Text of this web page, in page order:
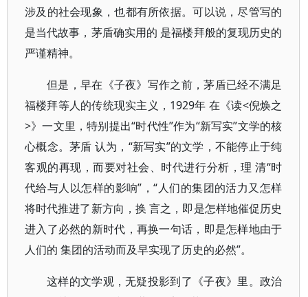
涉及的社会现象，也都有所依据。可以说，尽管写的
是当代故事，茅盾确实用的 是福楼拜般的复现历史的
严谨精神。
但是，早在《子夜》写作之前，茅盾已经不满足
福楼拜等人的传统现实主义，1929年 在《读<倪焕之
>》一文里，特别提出“时代性”作为“新写实”文学的核
心概念。茅盾 认为，“新写实”的文学，不能停止于纯
客观的再现，而要对社会、时代进行分析，理 清“时
代给与人以怎样的影响”，“人们的集团的活力又怎样
将时代推进了新方向，换 言之，即是怎样地催促历史
进入了必然的新时代，再换一句话，即是怎样地由于
人们的 集团的活动而及早实现了历史的必然”。
这样的文学观，无疑投影到了《子夜》里。政治